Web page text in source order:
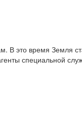
В это время Земля
специальной